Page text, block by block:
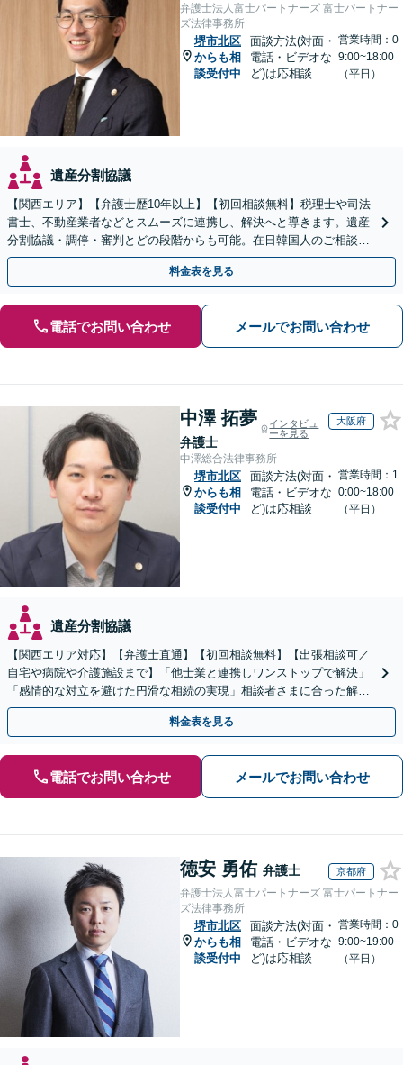
弁護士法人富士パートナーズ 富士パートナー
ズ法律事務所
堺市北区
からも相
談受付中
面談方法(対面・
電話・ビデオな
ど)は応相談
営業時間：0
9:00~18:00
（平日）
遺産分割協議
【関西エリア】【弁護士歴10年以上】【初回相談無料】税理士や司法
書士、不動産業者などとスムーズに連携し、解決へと導きます。遺産
分割協議・調停・審判とどの段階からも可能。在日韓国人のご相談も
対応しております【休日・夜間相談可】
料金表を見る
電話でお問い合わせ メールでお問い合わせ
中澤 拓夢
弁護士
インタビュ
ーを見る
大阪府
中澤総合法律事務所
堺市北区
からも相
談受付中
面談方法(対面・
電話・ビデオな
ど)は応相談
営業時間：1
0:00~18:00
（平日）
遺産分割協議
【関西エリア対応】【弁護士直通】【初回相談無料】【出張相談可／
自宅や病院や介護施設まで】「他士業と連携しワンストップで解決」
「感情的な対立を避けた円滑な相続の実現」相談者さまに合った解決
のプランをご提案
料金表を見る
電話でお問い合わせ メールでお問い合わせ
徳安 勇佑 弁護士 京都府
弁護士法人富士パートナーズ 富士パートナー
ズ法律事務所
堺市北区
からも相
談受付中
面談方法(対面・
電話・ビデオな
ど)は応相談
営業時間：0
9:00~19:00
（平日）